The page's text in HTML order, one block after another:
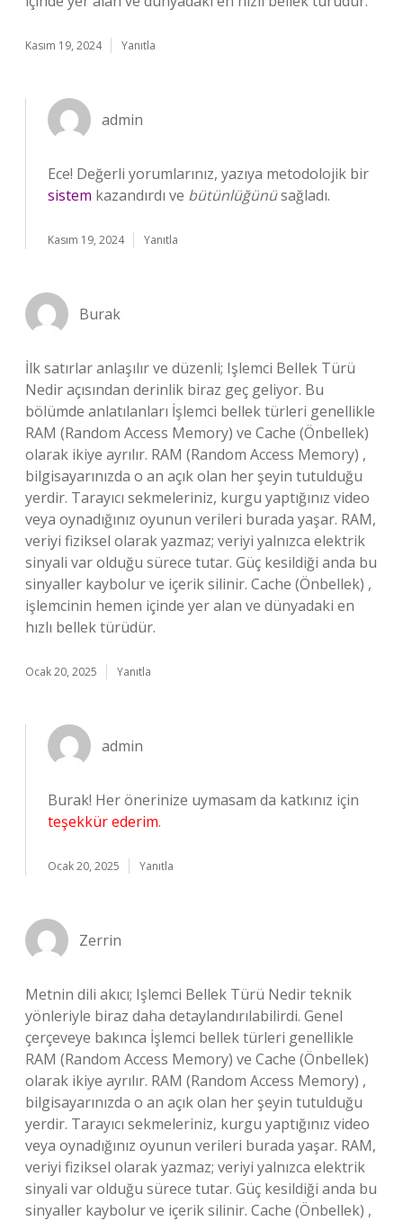
Kasım 19, 2024 Yanıtla
admin
Ece! Değerli yorumlarınız, yazıya metodolojik bir
sistem kazandırdı ve bütünlüğünüsağladı.
Kasım 19, 2024 Yanıtla
Burak
İlk satırlar anlaşılır ve düzenli; Işlemci Bellek Türü
Nedir açısından derinlik biraz geç geliyor. Bu
bölümde anlatılanları İşlemci bellek türleri genellikle
RAM (Random Access Memory) ve Cache (Önbellek)
olarak ikiye ayrılır. RAM (Random Access Memory) ,
bilgisayarınızda o an açık olan her şeyin tutulduğu
yerdir. Tarayıcı sekmeleriniz, kurgu yaptığınız video
veya oynadığınız oyunun verileri burada yaşar. RAM,
veriyi fiziksel olarak yazmaz; veriyi yalnızca elektrik
sinyali var olduğu sürece tutar. Güç kesildiği anda bu
sinyaller kaybolur ve içerik silinir. Cache (Önbellek) ,
işlemcinin hemen içinde yer alan ve dünyadaki en
hızlı bellek türüdür.
Ocak 20, 2025 Yanıtla
admin
Burak! Her önerinize uymasam da katkınız için
teşekkür ederim.
Ocak 20, 2025 Yanıtla
Zerrin
Metnin dili akıcı; Işlemci Bellek Türü Nedir teknik
yönleriyle biraz daha detaylandırılabilirdi. Genel
çerçeveye bakınca İşlemci bellek türleri genellikle
RAM (Random Access Memory) ve Cache (Önbellek)
olarak ikiye ayrılır. RAM (Random Access Memory) ,
bilgisayarınızda o an açık olan her şeyin tutulduğu
yerdir. Tarayıcı sekmeleriniz, kurgu yaptığınız video
veya oynadığınız oyunun verileri burada yaşar. RAM,
veriyi fiziksel olarak yazmaz; veriyi yalnızca elektrik
sinyali var olduğu sürece tutar. Güç kesildiği anda bu
sinyaller kaybolur ve içerik silinir. Cache (Önbellek) ,